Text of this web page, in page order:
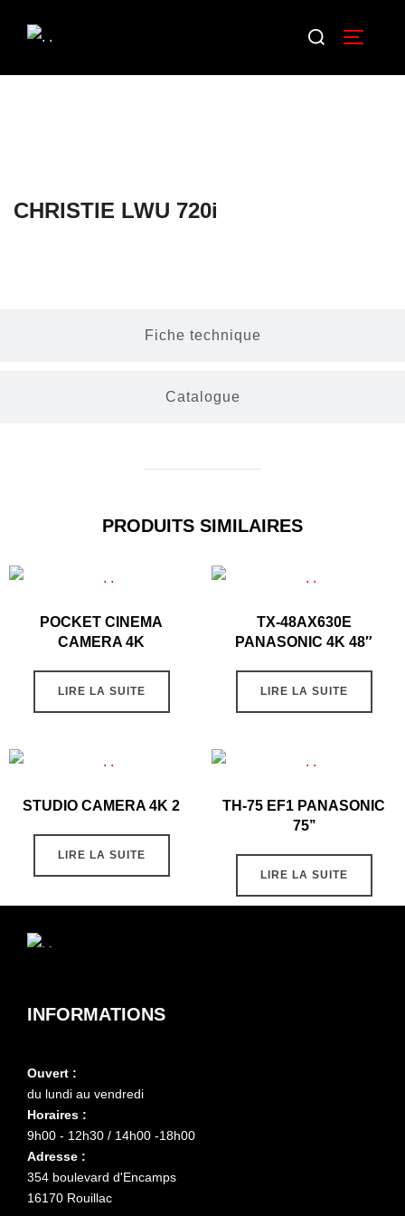
CHRISTIE LWU 720i
Fiche technique
Catalogue
PRODUITS SIMILAIRES
POCKET CINEMA
CAMERA 4K
LIRE LA SUITE
TX-48AX630E
PANASONIC 4K 48″
LIRE LA SUITE
STUDIO CAMERA 4K 2
LIRE LA SUITE
TH-75 EF1 PANASONIC
75’’
LIRE LA SUITE
INFORMATIONS
Ouvert :
du lundi au vendredi
Horaires :
9h00 - 12h30 / 14h00 -18h00
Adresse :
354 boulevard d'Encamps
16170 Rouillac